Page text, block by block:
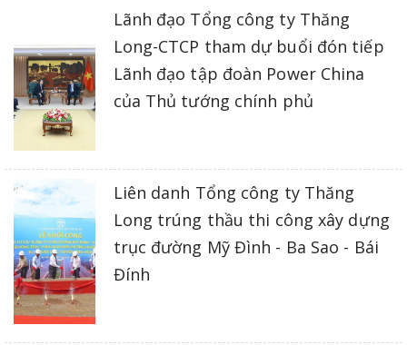
Lãnh đạo Tổng công ty Thăng
Long-CTCP tham dự buổi đón tiếp
Lãnh đạo tập đoàn Power China
của Thủ tướng chính phủ
Liên danh Tổng công ty Thăng
Long trúng thầu thi công xây dựng
trục đường Mỹ Đình - Ba Sao - Bái
Đính